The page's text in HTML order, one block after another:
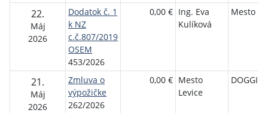
22.
Máj
2026
Dodatok č. 1
k NZ
c.č.807/2019
OSEM
453/2026
0,00 € Ing. Eva
Kulíková
Mesto
21.
Máj
2026
Zmluva o
výpožičke
262/2026
0,00 € Mesto
Levice
DOGGIE